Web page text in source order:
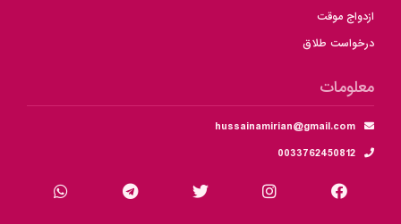
ازدواج موقت
درخواست طلاق
معلومات
hussainamirian@gmail.com
0033762450812